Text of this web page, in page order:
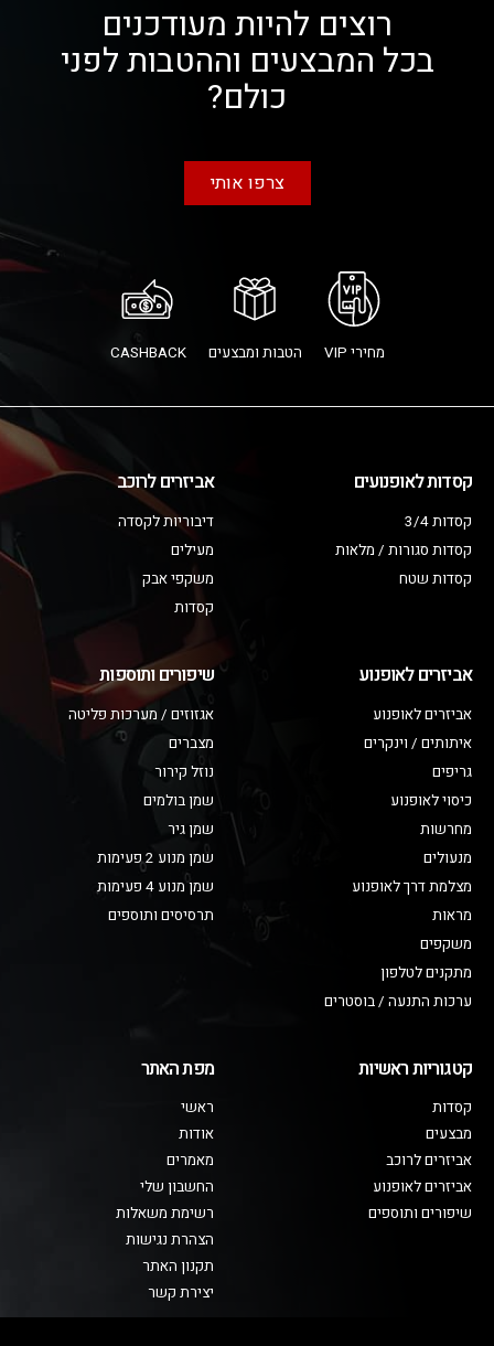
רוצים להיות מעודכנים
בכל המבצעים וההטבות לפני
כולם?
צרפו אותי
מחירי VIP הטבות ומבצעים CASHBACK
קסדות לאופנועים
קסדות 3/4
קסדות סגורות / מלאות
קסדות שטח
אביזרים לרוכב
דיבוריות לקסדה
מעילים
משקפי אבק
קסדות
אביזרים לאופנוע
אביזרים לאופנוע
איתותים / וינקרים
גריפים
כיסוי לאופנוע
מחרשות
מנעולים
מצלמת דרך לאופנוע
מראות
משקפים
מתקנים לטלפון
ערכות התנעה / בוסטרים
שיפורים ותוספות
אגזוזים / מערכות פליטה
מצברים
נוזל קירור
שמן בולמים
שמן גיר
שמן מנוע 2 פעימות
שמן מנוע 4 פעימות
תרסיסים ותוספים
קטגוריות ראשיות
קסדות
מבצעים
אביזרים לרוכב
אביזרים לאופנוע
שיפורים ותוספים
מפת האתר
ראשי
אודות
מאמרים
החשבון שלי
רשימת משאלות
הצהרת נגישות
תקנון האתר
יצירת קשר